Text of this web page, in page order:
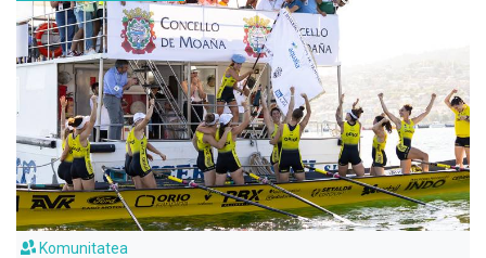
Komunitatea